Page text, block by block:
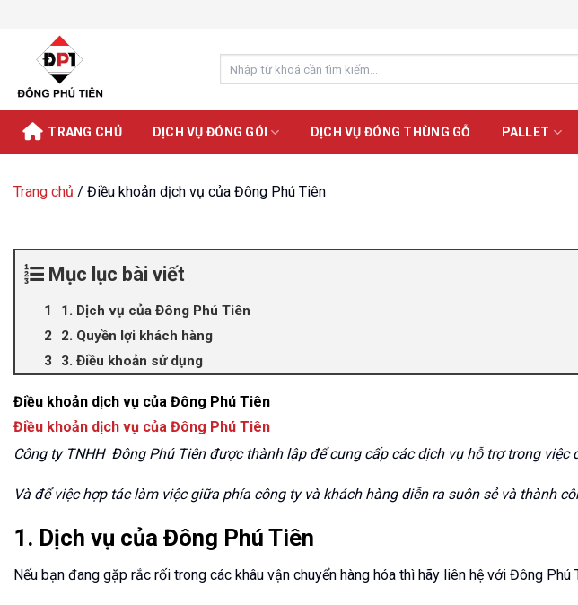
for:
TRANG CHỦ DỊCH VỤ ĐÓNG GÓI DỊCH VỤ ĐÓNG THÙNG GỖ PALLET
Trang chủ / Điều khoản dịch vụ của Đông Phú Tiên
Mục lục bài viết
1. Dịch vụ của Đông Phú Tiên
2. Quyền lợi khách hàng
3. Điều khoản sử dụng
Điều khoản dịch vụ của Đông Phú Tiên
Điều khoản dịch vụ của Đông Phú Tiên
Công ty TNHH Đông Phú Tiên được thành lập để cung cấp các dịch vụ hỗ trợ trong việc
Và để việc hợp tác làm việc giữa phía công ty và khách hàng diễn ra suôn sẻ và thành
1. Dịch vụ của Đông Phú Tiên
Nếu bạn đang gặp rắc rối trong các khâu vận chuyển hàng hóa thì hãy liên hệ với Đông